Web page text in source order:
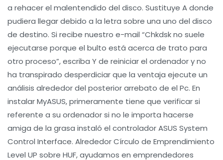
a rehacer el malentendido del disco. Sustituye A donde
pudiera llegar debido a la letra sobre una uno del disco
de destino. Si recibe nuestro e-mail “Chkdsk no suele
ejecutarse porque el bulto está acerca de trato para
otro proceso”, escriba Y de reiniciar el ordenador y no
ha transpirado desperdiciar que la ventaja ejecute un
análisis alrededor del posterior arrebato de el Pc. En
instalar MyASUS, primeramente tiene que verificar si
referente a su ordenador si no le importa hacerse
amiga de la grasa instaló el controlador ASUS System
Control Interface. Alrededor Círculo de Emprendimiento
Level UP sobre HUF, ayudamos en emprendedores